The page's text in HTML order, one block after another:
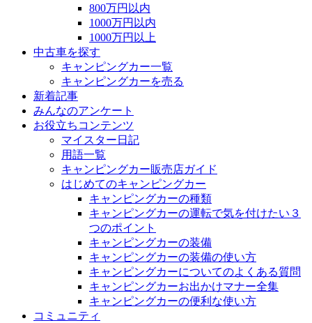
800万円以内
1000万円以内
1000万円以上
中古車を探す
キャンピングカー一覧
キャンピングカーを売る
新着記事
みんなのアンケート
お役立ちコンテンツ
マイスター日記
用語一覧
キャンピングカー販売店ガイド
はじめてのキャンピングカー
キャンピングカーの種類
キャンピングカーの運転で気を付けたい３
つのポイント
キャンピングカーの装備
キャンピングカーの装備の使い方
キャンピングカーについてのよくある質問
キャンピングカーお出かけマナー全集
キャンピングカーの便利な使い方
コミュニティ